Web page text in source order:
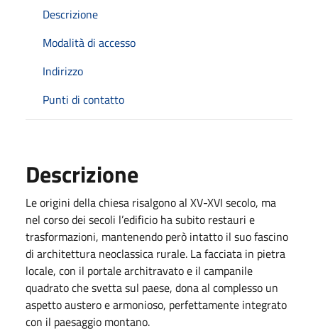
Descrizione
Modalità di accesso
Indirizzo
Punti di contatto
Descrizione
Le origini della chiesa risalgono al XV-XVI secolo, ma
nel corso dei secoli l’edificio ha subito restauri e
trasformazioni, mantenendo però intatto il suo fascino
di architettura neoclassica rurale. La facciata in pietra
locale, con il portale architravato e il campanile
quadrato che svetta sul paese, dona al complesso un
aspetto austero e armonioso, perfettamente integrato
con il paesaggio montano.